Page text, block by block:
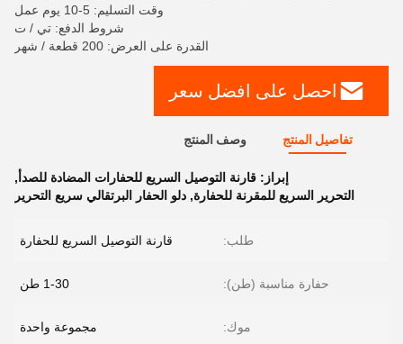
وقت التسليم: 5-10 يوم عمل
شروط الدفع: تي / ت
القدرة على العرض: 200 قطعة / شهر
احصل على افضل سعر
تفاصيل المنتج وصف المنتج
إبراز: قارنة التوصيل السريع للحفارات المضادة للصدأ ,
التحرير السريع للمقرنة للحفارة, دلو الحفار البرتقالي سريع التحرير
طلب: قارنة التوصيل السريع للحفارة
حفارة مناسبة (طن): 1-30 طن
موك: مجموعة واحدة